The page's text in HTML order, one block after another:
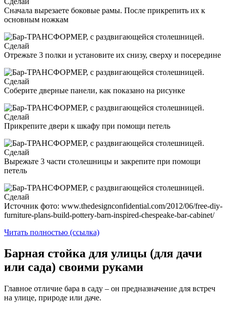
Сначала вырезаете боковые рамы. После прикрепить их к
основным ножкам
Отрежьте 3 полки и установите их снизу, сверху и посередине
Соберите дверные панели, как показано на рисунке
Прикрепите двери к шкафу при помощи петель
Вырежьте 3 части столешницы и закрепите при помощи
петель
Источник фото: www.thedesignconfidential.com/2012/06/free-diy-
furniture-plans-build-pottery-barn-inspired-chespeake-bar-cabinet/
Читать полностью (ссылка)
Барная стойка для улицы (для дачи
или сада) своими руками
Главное отличие бара в саду – он предназначение для встреч
на улице, природе или даче.